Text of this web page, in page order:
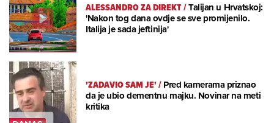
ALESSANDRO ZA DIREKT/Talijan u Hrvatskoj:
'Nakon tog dana ovdje se sve promijenilo.
Italija je sada jeftinija'
'ZADAVIO SAM JE'/Pred kamerama priznao
da je ubio dementnu majku. Novinar na meti
kritika